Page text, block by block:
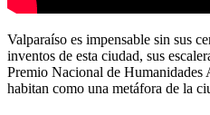
Valparaíso es impensable sin sus
inventos de esta ciudad, sus
Premio Nacional de Humanidades
habitan como una metáfora de la